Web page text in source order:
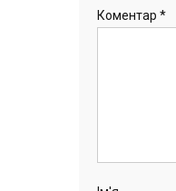
Коментар *